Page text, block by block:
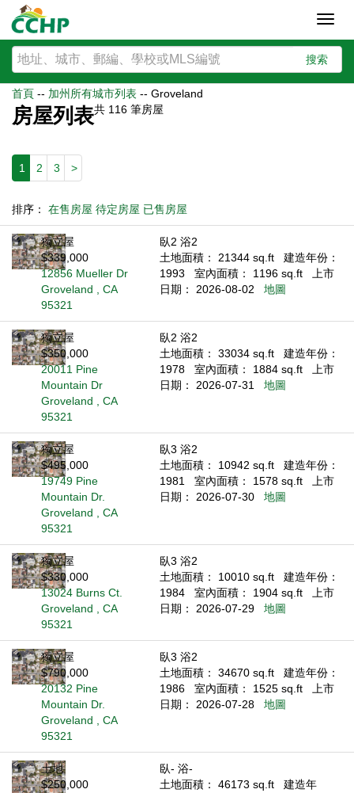
搜索
首頁 -- 加州所有城市列表 -- Groveland
房屋列表共 116 筆房屋
1 2 3 >
排序： 在售房屋 待定房屋 已售房屋
獨立屋
$339,000
12856 Mueller Dr
Groveland , CA
95321
臥2 浴2
土地面積： 21344 sq.ft
建造年份：
1993
室內面積： 1196 sq.ft
上市
日期： 2026-08-02
地圖
獨立屋
$350,000
20011 Pine
Mountain Dr
Groveland , CA
95321
臥2 浴2
土地面積： 33034 sq.ft
建造年份：
1978
室內面積： 1884 sq.ft
上市
日期： 2026-07-31
地圖
獨立屋
$495,000
19749 Pine
Mountain Dr.
Groveland , CA
95321
臥3 浴2
土地面積： 10942 sq.ft
建造年份：
1981
室內面積： 1578 sq.ft
上市
日期： 2026-07-30
地圖
獨立屋
$330,000
13024 Burns Ct.
Groveland , CA
95321
臥3 浴2
土地面積： 10010 sq.ft
建造年份：
1984
室內面積： 1904 sq.ft
上市
日期： 2026-07-29
地圖
獨立屋
$790,000
20132 Pine
Mountain Dr.
Groveland , CA
95321
臥3 浴2
土地面積： 34670 sq.ft
建造年份：
1986
室內面積： 1525 sq.ft
上市
日期： 2026-07-28
地圖
土地
$250,000
臥- 浴-
土地面積： 46173 sq.ft
建造年